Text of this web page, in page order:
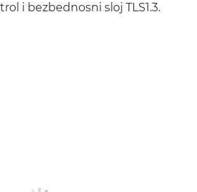
i bezbednosni sloj TLS1.3.